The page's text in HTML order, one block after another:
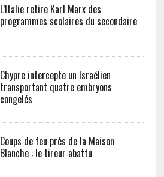
L’Italie retire Karl Marx des
programmes scolaires du secondaire
Chypre intercepte un Israélien
transportant quatre embryons
congelés
Coups de feu près de la Maison
Blanche : le tireur abattu